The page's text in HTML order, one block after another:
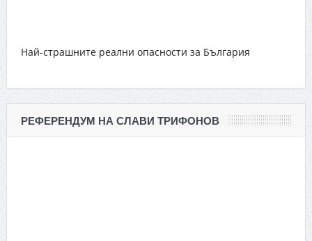
Най-страшните реални опасности за България
РЕФЕРЕНДУМ НА СЛАВИ ТРИФОНОВ